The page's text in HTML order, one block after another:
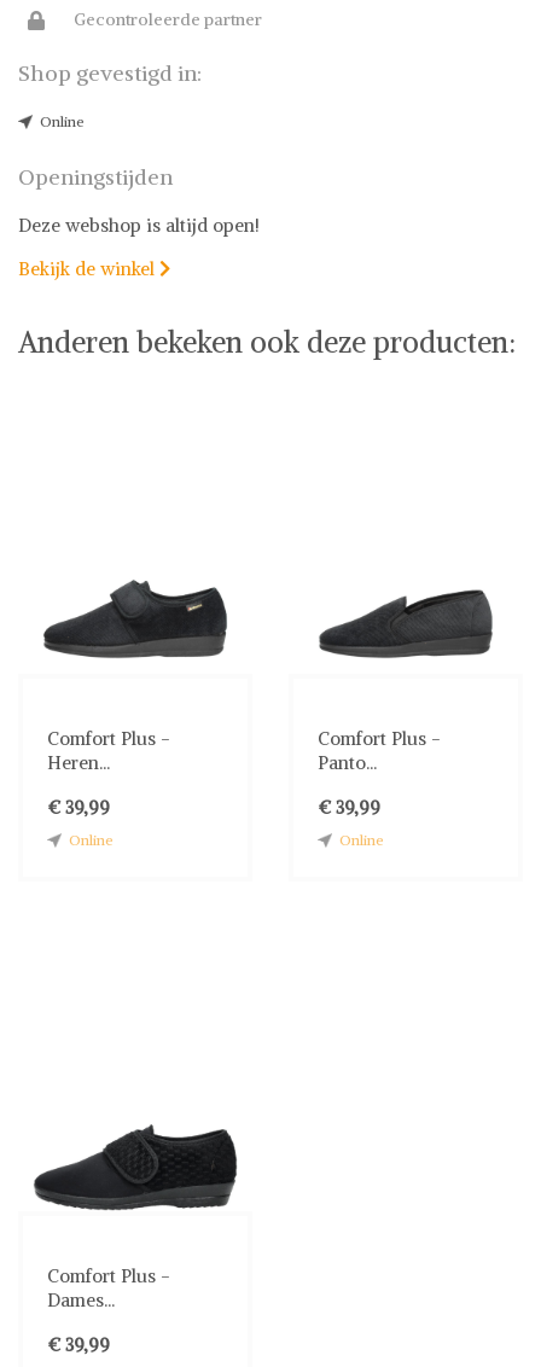
Gecontroleerde partner
Shop gevestigd in:
Online
Openingstijden
Deze webshop is altijd open!
Bekijk de winkel 
Anderen bekeken ook deze producten:
Comfort Plus -
Heren...
€ 39,99
Online
Comfort Plus -
Panto...
€ 39,99
Online
Comfort Plus -
Dames...
€ 39,99